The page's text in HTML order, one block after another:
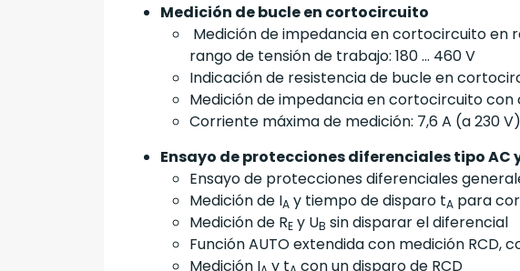
Medición de bucle en cortocircuito
Medición de impedancia en cortocircuito en
rango de tensión de trabajo: 180 ... 460 V
Indicación de resistencia de bucle en
Medición de impedancia en cortocircuito
Corriente máxima de medición: 7,6 A (a 230
Ensayo de protecciones diferenciales tipo AC
Ensayo de protecciones diferenciales
Medición de IA y tiempo de disparo tA para
Medición de RE y UB sin disparar el diferencial
Función AUTO extendida con medición RCD,
Medición I y t con un disparo de RCD